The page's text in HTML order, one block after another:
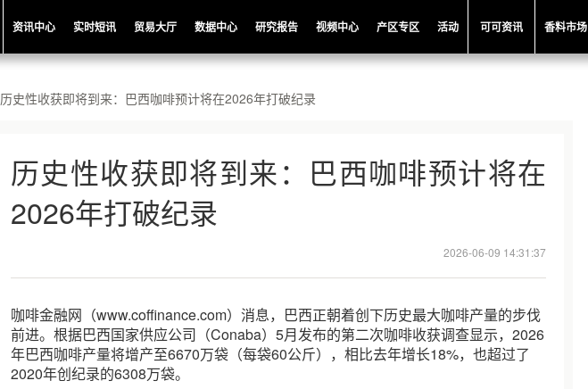
资讯中心 实时短讯 贸易大厅 数据中心 研究报告 视频中心 产区专区 活动 可可资讯 香料市场
历史性收获即将到来：巴西咖啡预计将在2026年打破纪录
历史性收获即将到来：巴西咖啡预计将在
2026年打破纪录
2026-06-09 14:31:37
咖啡金融网（www.coffinance.com）消息，巴西正朝着创下历史最大咖啡产量的步伐
前进。根据巴西国家供应公司（Conaba）5月发布的第二次咖啡收获调查显示，2026
年巴西咖啡产量将增产至6670万袋（每袋60公斤），相比去年增长18%，也超过了
2020年创纪录的6308万袋。